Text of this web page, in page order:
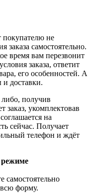
покупателю не
заказа самостоятельно.
время вам перезвонит
заказа, ответит
его особенностей. А
и доставки.
либо, получив
заказ, укомплектовав
на
сейчас. Получает
телефон и ждёт
режиме
самостоятельно
форму.